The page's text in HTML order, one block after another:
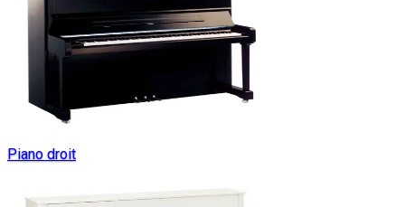
Piano droit